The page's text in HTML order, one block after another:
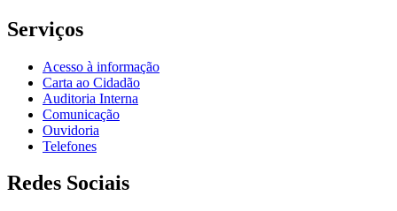
Serviços
Acesso à informação
Carta ao Cidadão
Auditoria Interna
Comunicação
Ouvidoria
Telefones
Redes Sociais